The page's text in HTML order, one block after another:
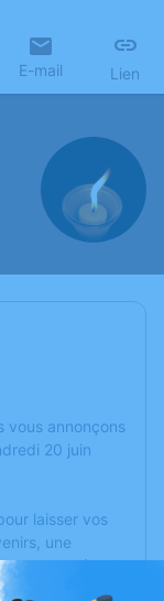
E-mail Lien
vous annonçons
20 juin
laisser vos
une
des poèmes
dédié à